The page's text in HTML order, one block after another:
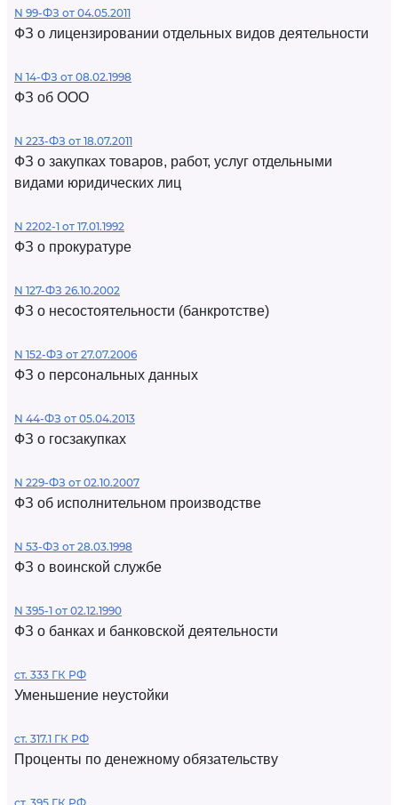
N 99-ФЗ от 04.05.2011
ФЗ о лицензировании отдельных видов деятельности
N 14-ФЗ от 08.02.1998
ФЗ об ООО
N 223-ФЗ от 18.07.2011
ФЗ о закупках товаров, работ, услуг отдельными
видами юридических лиц
N 2202-1 от 17.01.1992
ФЗ о прокуратуре
N 127-ФЗ 26.10.2002
ФЗ о несостоятельности (банкротстве)
N 152-ФЗ от 27.07.2006
ФЗ о персональных данных
N 44-ФЗ от 05.04.2013
ФЗ о госзакупках
N 229-ФЗ от 02.10.2007
ФЗ об исполнительном производстве
N 53-ФЗ от 28.03.1998
ФЗ о воинской службе
N 395-1 от 02.12.1990
ФЗ о банках и банковской деятельности
ст. 333 ГК РФ
Уменьшение неустойки
ст. 317.1 ГК РФ
Проценты по денежному обязательству